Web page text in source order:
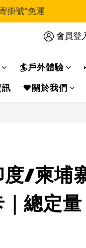
掛號*免運
會員登
🏄戶外體驗
❤️關於我們
度/柬埔
｜總定